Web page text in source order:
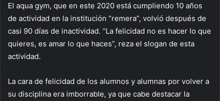
El aqua gym, que en este 2020 está cumpliendo 10 años
de actividad en la institución “remera”, volvió después de
casi 90 días de inactividad. “La felicidad no es hacer lo que
quieres, es amar lo que haces”, reza el slogan de esta
actividad.
La cara de felicidad de los alumnos y alumnas por volver a
su disciplina era imborrable, ya que cabe destacar la